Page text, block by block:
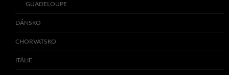
GUADELOUPE
DÁNSKO
CHORVATSKO
ITÁLIE